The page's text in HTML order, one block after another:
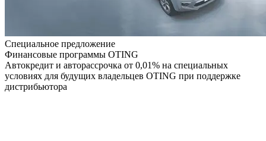
Специальное предложение
Финансовые программы OTING
Автокредит и авторассрочка от 0,01% на специальных
условиях для будущих владельцев OTING при поддержке
дистрибьютора